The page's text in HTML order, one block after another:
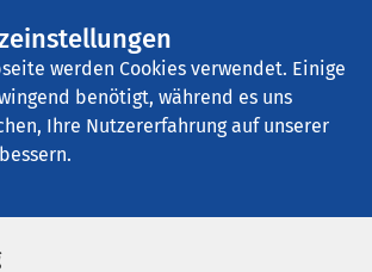
werden Cookies verwendet. Einige
benötigt, während es uns
Ihre Nutzererfahrung auf unserer